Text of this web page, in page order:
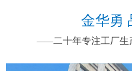
金华勇
——二十年专注工厂